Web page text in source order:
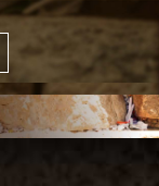
לראשונה,
מכלול
הדינים
והמנהגים